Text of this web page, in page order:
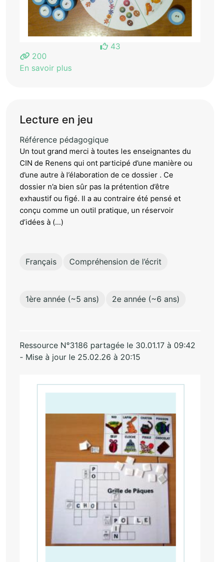
43
200
En savoir plus
Lecture en jeu
Référence pédagogique
Un tout grand merci à toutes les enseignantes du
CIN de Renens qui ont participé d’une manière ou
d’une autre à l’élaboration de ce dossier . Ce
dossier n’a bien sûr pas la prétention d’être
exhaustif ou figé. Il a au contraire été pensé et
conçu comme un outil pratique, un réservoir
d’idées à (...)
Français Compréhension de l’écrit
1ère année (~5 ans) 2e année (~6 ans)
Ressource N°3186 partagée le 30.01.17 à 09:42
- Mise à jour le 25.02.26 à 20:15